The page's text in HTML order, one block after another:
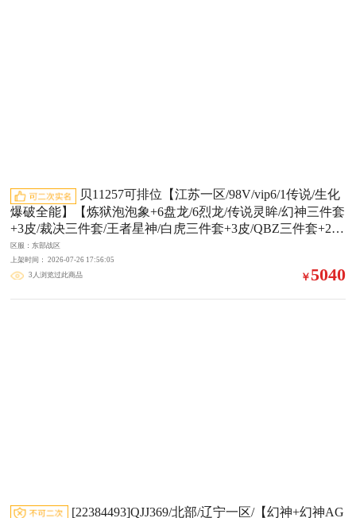
爆破全能】【炼狱泡泡象+6盘龙/6烈龙/传说灵眸/幻神三件套
+3皮/裁决三件套/王者星神/白虎三件套+3皮/QBZ三件套+2
皮/泡泡象背包/黄金猫猫手套/9手呛COP+USP+柯尔特/7套雷/
3四防角色】【M200-幻神/幻神音效卡/幻神-冠军之幻皮/幻
神-荣耀世冠白鲨皮/幻神-CFS2022皮】【AWM-裁决/AWM-
区服：东部战区
上架时间： 2026-07-26 17:56:05
3人浏览过此商品
￥ 5040